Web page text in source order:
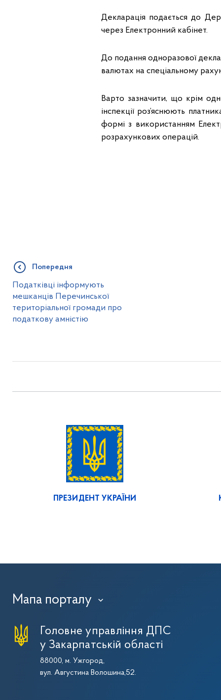
Декларація подається до
через Електронний кабінет.
До подання одноразової
валютах на спеціальному
Варто зазначити, що крім
інспекції роз’яснюють
формі з використанням
розрахункових операцій.
Попередня
Податківці інформують
мешканців Перечинської
територіальної громади про
податкову амністію
ПРЕЗИДЕНТ УКРАЇНИ
Мапа порталу ›
Головне управління ДПС
у Закарпатській області
88000, м. Ужгород,
вул. Августина Волошина,52.